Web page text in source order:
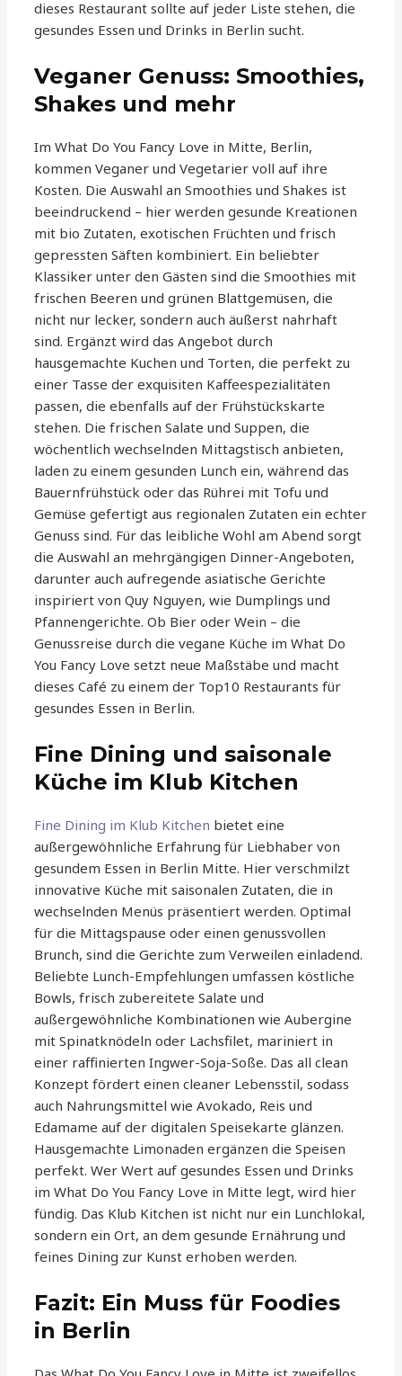
dieses Restaurant sollte auf jeder Liste stehen, die
gesundes Essen und Drinks in Berlin sucht.
Veganer Genuss: Smoothies,
Shakes und mehr
Im What Do You Fancy Love in Mitte, Berlin,
kommen Veganer und Vegetarier voll auf ihre
Kosten. Die Auswahl an Smoothies und Shakes ist
beeindruckend – hier werden gesunde Kreationen
mit bio Zutaten, exotischen Früchten und frisch
gepressten Säften kombiniert. Ein beliebter
Klassiker unter den Gästen sind die Smoothies mit
frischen Beeren und grünen Blattgemüsen, die
nicht nur lecker, sondern auch äußerst nahrhaft
sind. Ergänzt wird das Angebot durch
hausgemachte Kuchen und Torten, die perfekt zu
einer Tasse der exquisiten Kaffeespezialitäten
passen, die ebenfalls auf der Frühstückskarte
stehen. Die frischen Salate und Suppen, die
wöchentlich wechselnden Mittagstisch anbieten,
laden zu einem gesunden Lunch ein, während das
Bauernfrühstück oder das Rührei mit Tofu und
Gemüse gefertigt aus regionalen Zutaten ein echter
Genuss sind. Für das leibliche Wohl am Abend sorgt
die Auswahl an mehrgängigen Dinner-Angeboten,
darunter auch aufregende asiatische Gerichte
inspiriert von Quy Nguyen, wie Dumplings und
Pfannengerichte. Ob Bier oder Wein – die
Genussreise durch die vegane Küche im What Do
You Fancy Love setzt neue Maßstäbe und macht
dieses Café zu einem der Top10 Restaurants für
gesundes Essen in Berlin.
Fine Dining und saisonale
Küche im Klub Kitchen
Fine Dining im Klub Kitchen bietet eine
außergewöhnliche Erfahrung für Liebhaber von
gesundem Essen in Berlin Mitte. Hier verschmilzt
innovative Küche mit saisonalen Zutaten, die in
wechselnden Menüs präsentiert werden. Optimal
für die Mittagspause oder einen genussvollen
Brunch, sind die Gerichte zum Verweilen einladend.
Beliebte Lunch-Empfehlungen umfassen köstliche
Bowls, frisch zubereitete Salate und
außergewöhnliche Kombinationen wie Aubergine
mit Spinatknödeln oder Lachsfilet, mariniert in
einer raffinierten Ingwer-Soja-Soße. Das all clean
Konzept fördert einen cleaner Lebensstil, sodass
auch Nahrungsmittel wie Avokado, Reis und
Edamame auf der digitalen Speisekarte glänzen.
Hausgemachte Limonaden ergänzen die Speisen
perfekt. Wer Wert auf gesundes Essen und Drinks
im What Do You Fancy Love in Mitte legt, wird hier
fündig. Das Klub Kitchen ist nicht nur ein Lunchlokal,
sondern ein Ort, an dem gesunde Ernährung und
feines Dining zur Kunst erhoben werden.
Fazit: Ein Muss für Foodies
in Berlin